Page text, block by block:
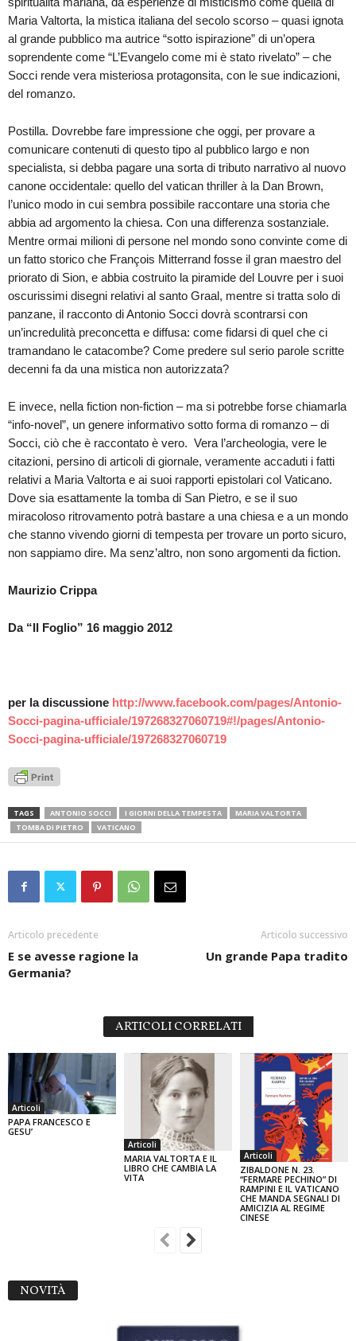
Maria Valtorta, la mistica italiana del secolo scorso – quasi ignota
al grande pubblico ma autrice “sotto ispirazione” di un’opera
soprendente come “L’Evangelo come mi è stato rivelato” – che
Socci rende vera misteriosa protagonsita, con le sue indicazioni,
del romanzo.
Postilla. Dovrebbe fare impressione che oggi, per provare a
comunicare contenuti di questo tipo al pubblico largo e non
specialista, si debba pagare una sorta di tributo narrativo al nuovo
canone occidentale: quello del vatican thriller à la Dan Brown,
l’unico modo in cui sembra possibile raccontare una storia che
abbia ad argomento la chiesa. Con una differenza sostanziale.
Mentre ormai milioni di persone nel mondo sono convinte come di
un fatto storico che François Mitterrand fosse il gran maestro del
priorato di Sion, e abbia costruito la piramide del Louvre per i suoi
oscurissimi disegni relativi al santo Graal, mentre si tratta solo di
panzane, il racconto di Antonio Socci dovrà scontrarsi con
un’incredulità preconcetta e diffusa: come fidarsi di quel che ci
tramandano le catacombe? Come predere sul serio parole scritte
decenni fa da una mistica non autorizzata?
E invece, nella fiction non-fiction – ma si potrebbe forse chiamarla
“info-novel”, un genere informativo sotto forma di romanzo – di
Socci, ciò che è raccontato è vero. Vera l’archeologia, vere le
citazioni, persino di articoli di giornale, veramente accaduti i fatti
relativi a Maria Valtorta e ai suoi rapporti epistolari col Vaticano.
Dove sia esattamente la tomba di San Pietro, e se il suo
miracoloso ritrovamento potrà bastare a una chiesa e a un mondo
che stanno vivendo giorni di tempesta per trovare un porto sicuro,
non sappiamo dire. Ma senz’altro, non sono argomenti da fiction.
Maurizio Crippa
Da “Il Foglio” 16 maggio 2012
per la discussione http://www.facebook.com/pages/Antonio-
Socci-pagina-ufficiale/197268327060719#!/pages/Antonio-
Socci-pagina-ufficiale/197268327060719
TAGS ANTONIO SOCCI I GIORNI DELLA TEMPESTA
MARIA VALTORTA
TOMBA DI PIETRO
VATICANO
Articolo precedente
E se avesse ragione la
Germania?
Articolo successivo
Un grande Papa tradito
ARTICOLI CORRELATI
Articoli
PAPA FRANCESCO E
GESU’
Articoli
MARIA VALTORTA E IL
LIBRO CHE CAMBIA LA
VITA
Articoli
ZIBALDONE N. 23.
“FERMARE PECHINO” DI
RAMPINI E IL VATICANO
CHE MANDA SEGNALI DI
AMICIZIA AL REGIME
CINESE
NOVITÀ